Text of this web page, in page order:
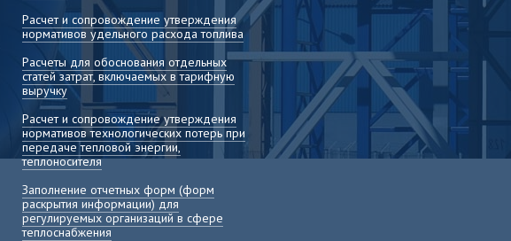
Расчет и сопровождение утверждения
нормативов удельного расхода топлива
Расчеты для обоснования отдельных
статей затрат, включаемых в тарифную
выручку
Расчет и сопровождение утверждения
нормативов технологических потерь при
передаче тепловой энергии,
теплоносителя
Заполнение отчетных форм (форм
раскрытия информации) для
регулируемых организаций в сфере
теплоснабжения